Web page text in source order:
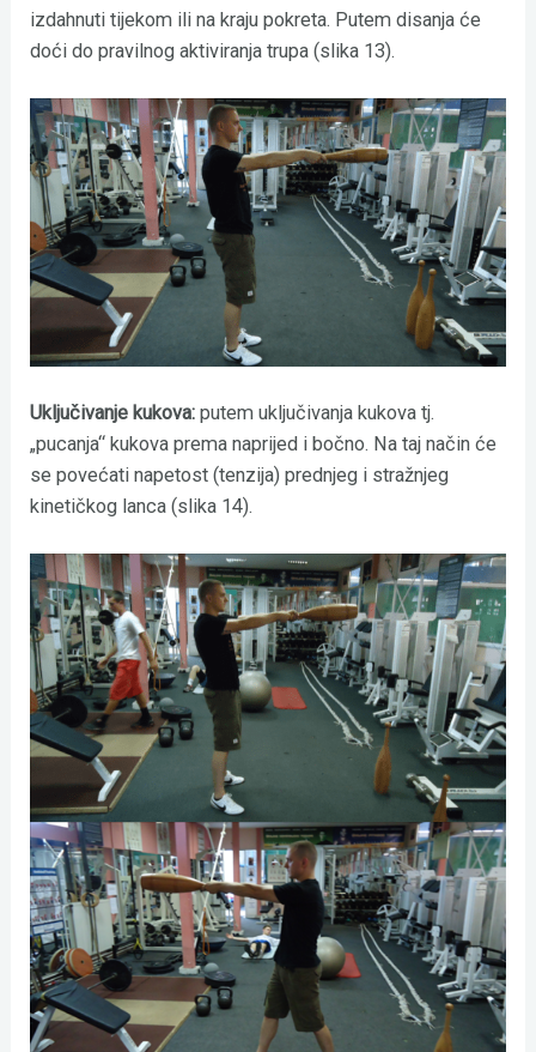
izdahnuti tijekom ili na kraju pokreta. Putem disanja će
doći do pravilnog aktiviranja trupa (slika 13).
Uključivanje kukova: putem uključivanja kukova tj.
„pucanja“ kukova prema naprijed i bočno. Na taj način će
se povećati napetost (tenzija) prednjeg i stražnjeg
kinetičkog lanca (slika 14).